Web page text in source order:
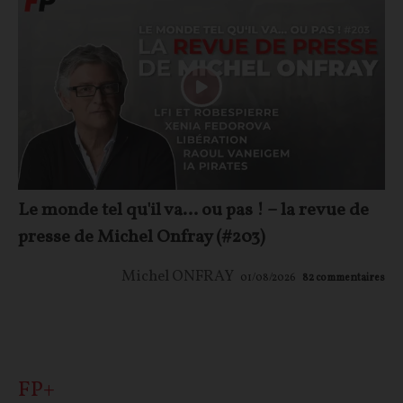
Le monde tel qu'il va… ou pas ! – la revue de
presse de Michel Onfray (#203)
Michel ONFRAY 01/08/2026 82commentaires
FP+